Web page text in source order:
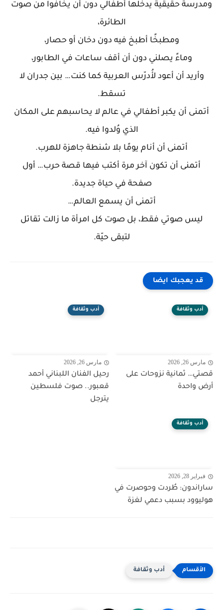
ومدرسة حقيقية يدخلها أطفالي دون أن يخافوا من صوت
الطائرة،
ومطبخًا أطبخ فيه دون دخان أو حصار،
وماءً يصلني دون أن أقف ساعات في الطابور،
وأريد أن أعود لأُدرّس العربية كما كنت… بين جدران لا
تسقط.
أتمنى أن يكبر أطفالي في عالم لا يحاسبهم على المكان
الذي وُلدوا فيه.
أتمنى أن أنام يومًا بلا شنطة جاهزة للهرب.
أتمنى أن تكون آخر مرة أكتب فيها قصة حرب… أول
صفحة في حياة جديدة.
أتمنى أن يسمع العالم…
ليس صوتي فقط، بل صوت كل امرأة ما زالت تقاتل
لتبقى حيّة.
قد يعجبك ايضا
أدب وثقافة
مارس 26, 2026
قصتي… ثمانية نزوحات على
أرض واحدة
أدب وثقافة
مارس 26, 2026
رحيل الفنان اللبناني أحمد
قعبور.. صوت فلسطين
يترجل
أدب وثقافة
فبراير 28, 2026
ساراندون: طُردت وحوصرت في
هوليوود بسبب دعمي لغزة
أدب وثقافة